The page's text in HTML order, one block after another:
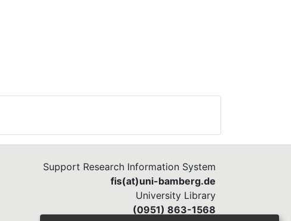
Support Research Information System
fis(at)uni-bamberg.de
University Library
(0951) 863-1568